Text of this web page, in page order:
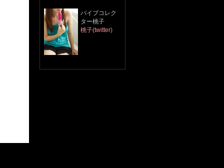
​バイブコレク
ター桃子
桃子(twitter)